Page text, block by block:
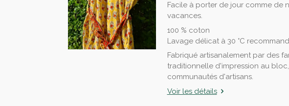
Facile à porter de jour comme de
vacances.
100 % coton
Lavage délicat à 30 °C
Fabriqué artisanalement par des
traditionnelle d'impression au
communautés d'artisans.
Voir les détails